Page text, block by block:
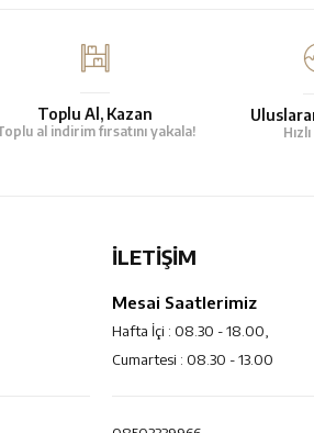
Toplu Al, Kazan
al indirim fırsatını yakala!
İLETİŞİM
Mesai Saatlerimiz
Hafta İçi : 08.30 - 18.00,
Cumartesi : 08.30 - 13.00